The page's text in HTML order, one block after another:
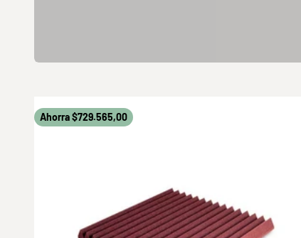
Ahorra $729.565,00